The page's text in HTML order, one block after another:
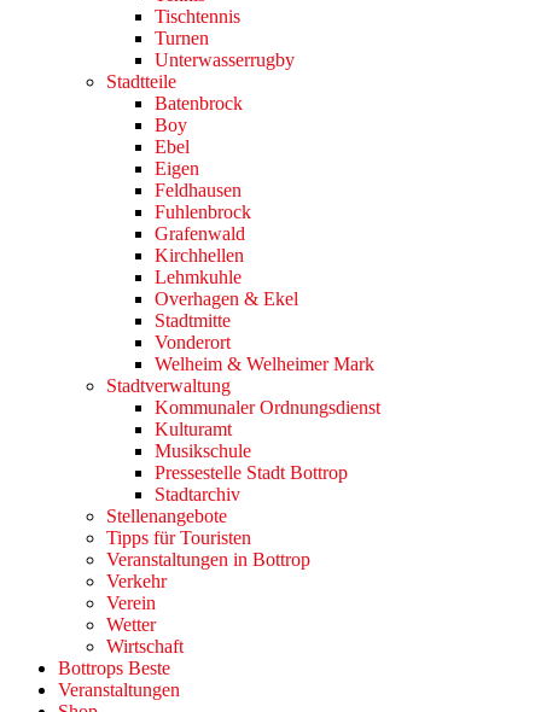
Tischtennis
Turnen
Unterwasserrugby
Stadtteile
Batenbrock
Boy
Ebel
Eigen
Feldhausen
Fuhlenbrock
Grafenwald
Kirchhellen
Lehmkuhle
Overhagen & Ekel
Stadtmitte
Vonderort
Welheim & Welheimer Mark
Stadtverwaltung
Kommunaler Ordnungsdienst
Kulturamt
Musikschule
Pressestelle Stadt Bottrop
Stadtarchiv
Stellenangebote
Tipps für Touristen
Veranstaltungen in Bottrop
Verkehr
Verein
Wetter
Wirtschaft
Bottrops Beste
Veranstaltungen